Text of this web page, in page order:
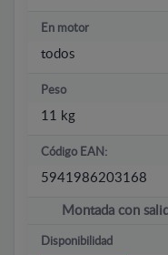
En motor
todos
Peso
11 kg
Código EAN:
5941986203168
Montada con
Disponibilidad